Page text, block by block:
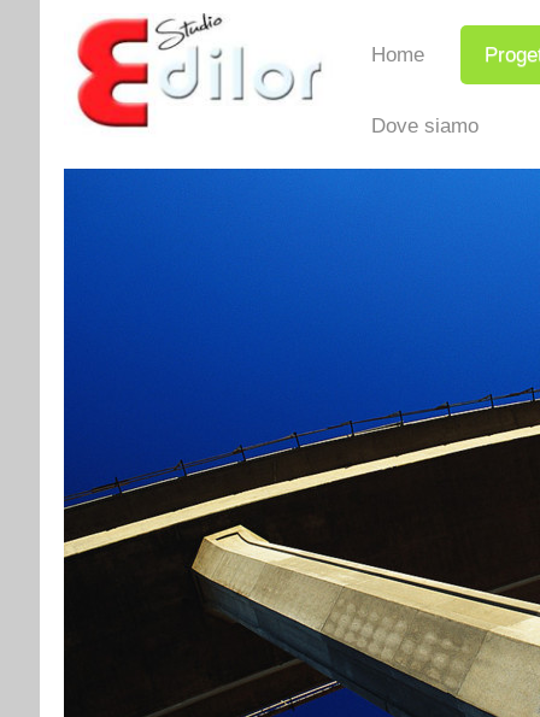
Home
Dove siamo